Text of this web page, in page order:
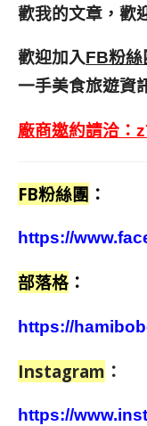
歡我的文章，歡
歡迎加入FB粉絲
一手美食旅遊資
廠商邀約請洽：
FB粉絲團 ：
https://
部落格 ：
https://
Instagram ：
https://